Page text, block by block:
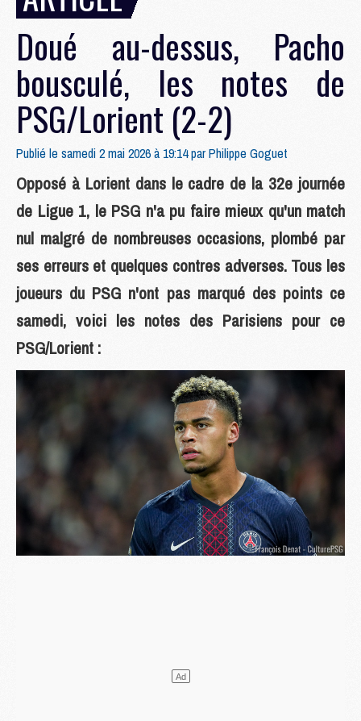
Doué au-dessus, Pacho
bousculé, les notes de
PSG/Lorient (2-2)
Publié le samedi 2 mai 2026 à 19:14 parPhilippe Goguet
Opposé à Lorient dans le cadre de la 32e journée
de Ligue 1, le PSG n'a pu faire mieux qu'un match
nul malgré de nombreuses occasions, plombé par
ses erreurs et quelques contres adverses. Tous les
joueurs du PSG n'ont pas marqué des points ce
samedi, voici les notes des Parisiens pour ce
PSG/Lorient :